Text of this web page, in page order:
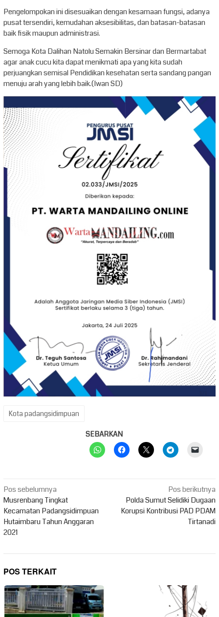
Pengelompokan ini disesuaikan dengan kesamaan fungsi, adanya
pusat tersendiri, kemudahan aksesibilitas, dan batasan-batasan
baik fisik maupun administrasi.
Semoga Kota Dalihan Natolu Semakin Bersinar dan Bermartabat
agar anak cucu kita dapat menikmati apa yang kita sudah
perjuangkan semisal Pendidikan kesehatan serta sandang pangan
menuju arah yang lebih baik.(Iwan SD)
Kota padangsidimpuan
SEBARKAN
Navigasi
pos
Pos sebelumnya
Musrenbang Tingkat
Kecamatan Padangsidimpuan
Hutaimbaru Tahun Anggaran
2021
Pos berikutnya
Polda Sumut Selidiki Dugaan
Korupsi Kontribusi PAD PDAM
Tirtanadi
POS TERKAIT